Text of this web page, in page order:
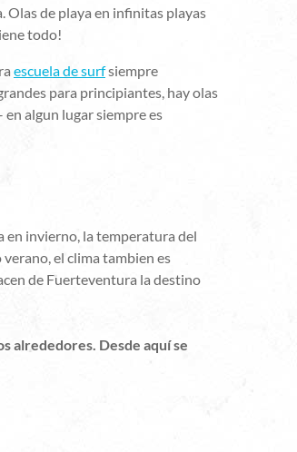
Olas de playa en infinitas playas
todo!
escuela de surfsiempre
para principiantes, hay olas
algun lugar siempre es
en invierno, la temperatura del
el clima tambien es
de Fuerteventura la destino
alrededores. Desde aquí se